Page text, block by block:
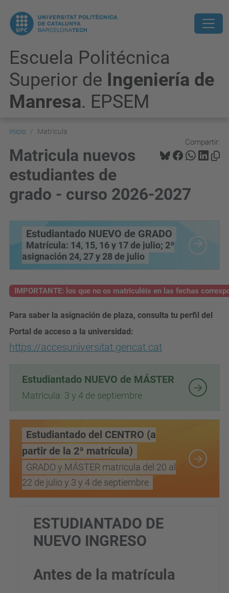
Escuela Politécnica
Superior de Ingeniería de
Manresa. EPSEM
Inicio Matricula
Compartir:
Matricula nuevos
estudiantes de
grado - curso 2026-2027
Estudiantado NUEVO de GRADO
Matrícula: 14, 15, 16 y 17 de julio; 2ª
asignación 24, 27 y 28 de julio
IMPORTANTE: los que no os matriculéis en las fechas
Para saber la asignación de plaza, consulta tu perfil del
Portal de acceso a la universidad:
https://accesuniversitat.gencat.cat
Estudiantado NUEVO de MÁSTER
Matrícula: 3 y 4 de septiembre
Estudiantado del CENTRO (a
partir de la 2ª matrícula)
GRADO y MÁSTER matrícula del 20 al
22 de julio y 3 y 4 de septiembre
ESTUDIANTADO DE
NUEVO INGRESO
Antes de la matrícula